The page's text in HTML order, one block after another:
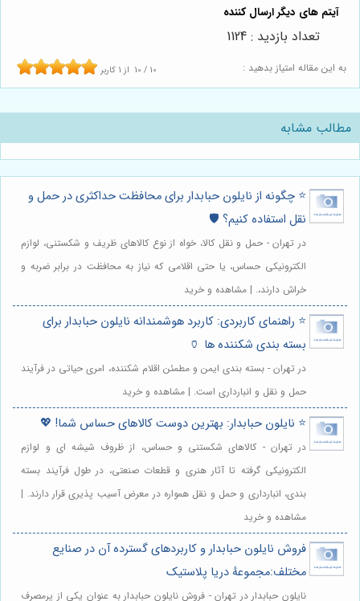
به این مقاله امتیاز بدهید : 10 / 10 از 1 کاربر
تعداد بازدید : 1124
مطالب مشابه
⭐️ چگونه از نایلون حبابدار برای محافظت حداکثری در حمل و
نقل استفاده کنیم؟ 🛡️
در تهران - حمل و نقل کالا، خواه از نوع کالاهای ظریف و شکستنی، لوازم
الکترونیکی حساس، یا حتی اقلامی که نیاز به محافظت در برابر ضربه و
خراش دارند،. | مشاهده و خرید
⭐️ راهنمای کاربردی: کاربرد هوشمندانه نایلون حبابدار برای
بسته بندی شکننده ها 🏺
در تهران - بسته بندی ایمن و مطمئن اقلام شکننده، امری حیاتی در فرآیند
حمل و نقل و انبارداری است. | مشاهده و خرید
⭐️ نایلون حبابدار: بهترین دوست کالاهای حساس شما! 💖
در تهران - کالاهای شکستنی و حساس، از ظروف شیشه ای و لوازم
الکترونیکی گرفته تا آثار هنری و قطعات صنعتی، در طول فرآیند بسته
بندی، انبارداری و حمل و نقل همواره در معرض آسیب پذیری قرار دارند. |
مشاهده و خرید
فروش نایلون حبابدار و کاربردهای گسترده آن در صنایع
مختلف:مجموعهٔ دریا پلاستیک
نایلون حبابدار در تهران - فروش نایلون حبابدار به عنوان یکی از پرمصرف